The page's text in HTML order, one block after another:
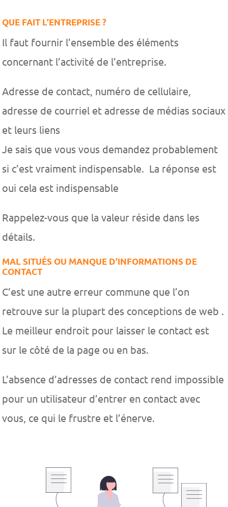
QUE FAIT L’ENTREPRISE ?
Il faut fournir l’ensemble des éléments
concernant l’activité de l’entreprise.
Adresse de contact, numéro de cellulaire,
adresse de courriel et adresse de médias sociaux
et leurs liens
Je sais que vous vous demandez probablement
si c’est vraiment indispensable. La réponse est
oui cela est indispensable
Rappelez-vous que la valeur réside dans les
détails.
MAL SITUÉS OU MANQUE D’INFORMATIONS DE
CONTACT
C’est une autre erreur commune que l’on
retrouve sur la plupart des conceptions de web .
Le meilleur endroit pour laisser le contact est
sur le côté de la page ou en bas.
L’absence d’adresses de contact rend impossible
pour un utilisateur d’entrer en contact avec
vous, ce qui le frustre et l’énerve.